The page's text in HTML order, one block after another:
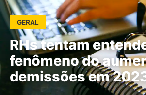
GERAL
RHs tentam
fenômeno do
demissões em